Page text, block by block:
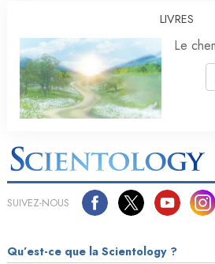
LIVRES
Le
SUIVEZ-NOUS
Qu’est-ce que la Scientology ?